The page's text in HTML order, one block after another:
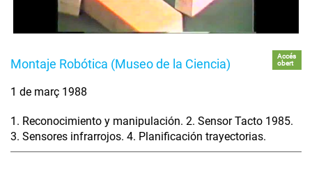
Montaje Robótica (Museo de la Ciencia)
Accés
obert
1 de març 1988
1. Reconocimiento y manipulación. 2. Sensor Tacto 1985.
3. Sensores infrarrojos. 4. Planificación trayectorias.